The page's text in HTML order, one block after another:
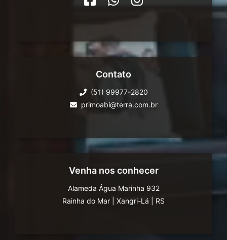
Contato
(51) 99977-2820
primoabi@terra.com.br
Venha nos conhecer
Alameda Água Marinha 932
Rainha do Mar
Xangri-Lá RS